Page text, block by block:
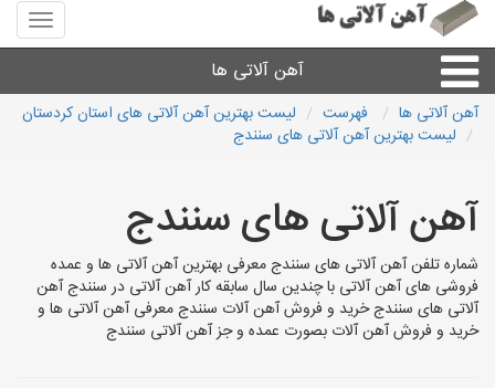
منوی
سایت
آلاتی
ها
آهن آلاتی ها
میلگرد نبشی،مفتول
لوله و اتصالات
سایر آهن آلات
آهن آلاتی ها فهرست
لیست بهترین آهن آلاتی های استان کردستان
لیست بهترین آهن آلاتی های سنندج
آهن آلاتی های سنندج
شماره تلفن آهن آلاتی های سنندج معرفی بهترین آهن آلاتی ها و عمده
فروشی های آهن آلاتی با چندین سال سابقه کار آهن آلاتی در سنندج آهن
آلاتی های سنندج خرید و فروش آهن آلات سنندج معرفی آهن آلاتی ها و
خرید و فروش آهن آلات بصورت عمده و جز آهن آلاتی سنندج